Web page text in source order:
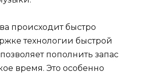
происходит быстро
технологии быстрой
пополнить запас
время. Это особенно